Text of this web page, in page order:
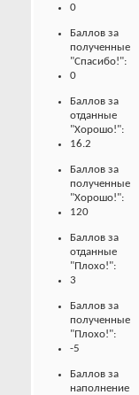
0
Баллов за
полученные
"Спасибо!":
0
Баллов за
отданные
"Хорошо!":
16.2
Баллов за
полученные
"Хорошо!":
120
Баллов за
отданные
"Плохо!":
3
Баллов за
полученные
"Плохо!":
-5
Баллов за
наполнение